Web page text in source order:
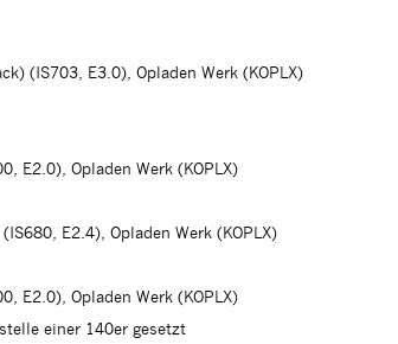
(IS703, E3.0), Opladen Werk (KOPLX)
E2.0), Opladen Werk (KOPLX)
E2.4), Opladen Werk (KOPLX)
E2.0), Opladen Werk (KOPLX)
einer 140er gesetzt